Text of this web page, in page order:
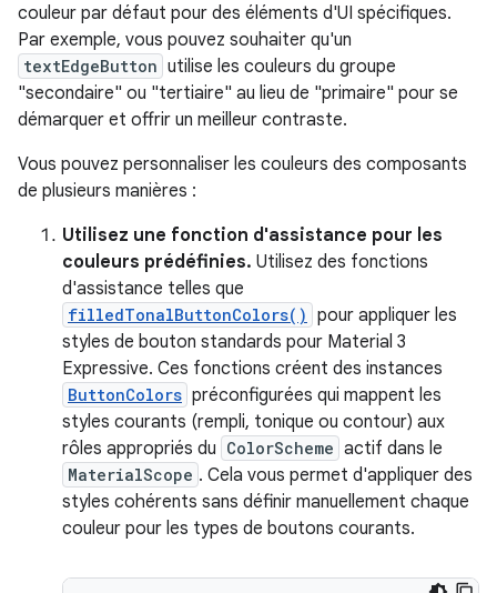
couleur par défaut pour des éléments d'UI spécifiques.
Par exemple, vous pouvez souhaiter qu'un
textEdgeButton utilise les couleurs du groupe
"secondaire" ou "tertiaire" au lieu de "primaire" pour se
démarquer et offrir un meilleur contraste.
Vous pouvez personnaliser les couleurs des composants
de plusieurs manières :
Utilisez une fonction d'assistance pour les
couleurs prédéfinies. Utilisez des fonctions
d'assistance telles que
filledTonalButtonColors() pour appliquer les
styles de bouton standards pour Material 3
Expressive. Ces fonctions créent des instances
ButtonColors préconfigurées qui mappent les
styles courants (rempli, tonique ou contour) aux
rôles appropriés du ColorScheme actif dans le
MaterialScope . Cela vous permet d'appliquer des
styles cohérents sans définir manuellement chaque
couleur pour les types de boutons courants.